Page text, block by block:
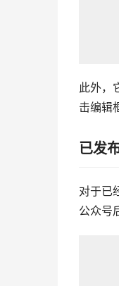
此外，
击编辑
已发
对于已
公众号